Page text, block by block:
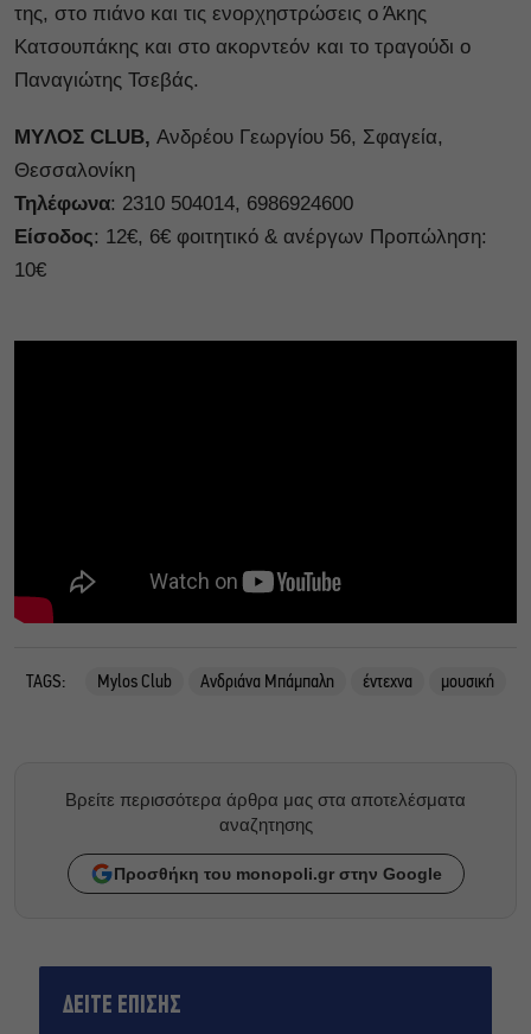
της, στο πιάνο και τις ενορχηστρώσεις ο Άκης
Κατσουπάκης και στο ακορντεόν και το τραγούδι ο
Παναγιώτης Τσεβάς.
MYΛΟΣ CLUB, Aνδρέου Γεωργίου 56, Σφαγεία,
Θεσσαλονίκη
Τηλέφωνα: 2310 504014, 6986924600
Είσοδος: 12€, 6€ φοιτητικό & ανέργων Προπώληση:
10€
TAGS: Mylos Club Ανδριάνα Μπάμπαλη έντεχνα μουσική
Βρείτε περισσότερα άρθρα μας στα αποτελέσματα
αναζητησης
Προσθήκη του monopoli.gr στην Google
ΔΕΙΤΕ ΕΠΙΣΗΣ